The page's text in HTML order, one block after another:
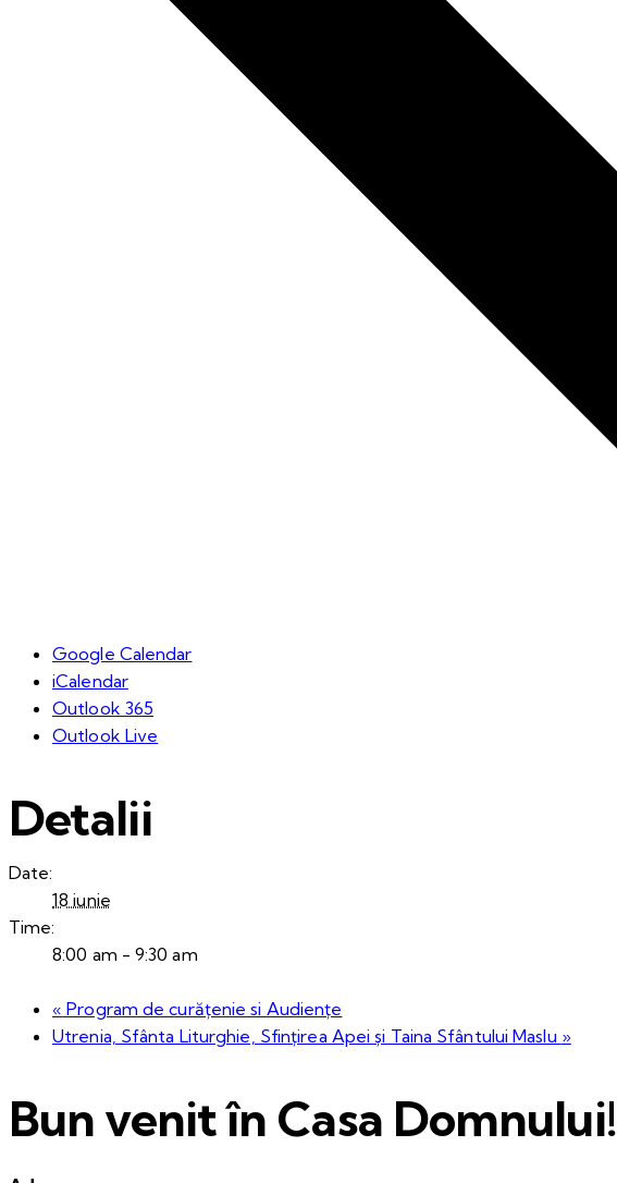
Google Calendar
iCalendar
Outlook 365
Outlook Live
Detalii
Date:
18 iunie
Time:
8:00 am - 9:30 am
« Program de curățenie si Audiențe
Utrenia, Sfânta Liturghie, Sfințirea Apei și Taina Sfântului Maslu »
Bun venit în Casa Domnului!